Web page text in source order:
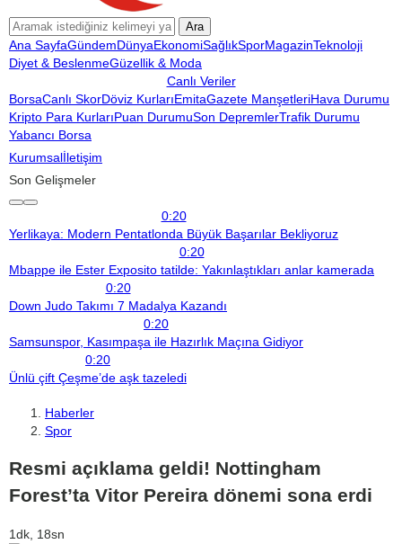
Ara
Ana SayfaGündemDünyaEkonomiSağlıkSporMagazinTeknoloji
Diyet & BeslenmeGüzellik & Moda
Canlı Veriler
BorsaCanlı SkorDöviz KurlarıEmitaGazete ManşetleriHava Durumu
Kripto Para KurlarıPuan DurumuSon DepremlerTrafik Durumu
Yabancı Borsa
Kurumsalİletişim
Son Gelişmeler
0:20
Yerlikaya: Modern Pentatlonda Büyük Başarılar Bekliyoruz
0:20
Mbappe ile Ester Exposito tatilde: Yakınlaştıkları anlar kamerada
0:20
Down Judo Takımı 7 Madalya Kazandı
0:20
Samsunspor, Kasımpaşa ile Hazırlık Maçına Gidiyor
0:20
Ünlü çift Çeşme’de aşk tazeledi
Haberler
Spor
Resmi açıklama geldi! Nottingham
Forest’ta Vitor Pereira dönemi sona erdi
1dk, 18sn